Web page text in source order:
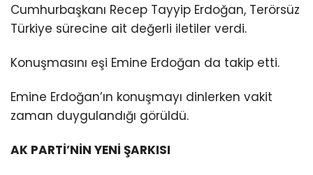
Cumhurbaşkanı Recep Tayyip Erdoğan, Terörsüz
Türkiye sürecine ait değerli iletiler verdi.
Konuşmasını eşi Emine Erdoğan da takip etti.
Emine Erdoğan’ın konuşmayı dinlerken vakit
zaman duygulandığı görüldü.
AK PARTİ’NİN YENİ ŞARKISI